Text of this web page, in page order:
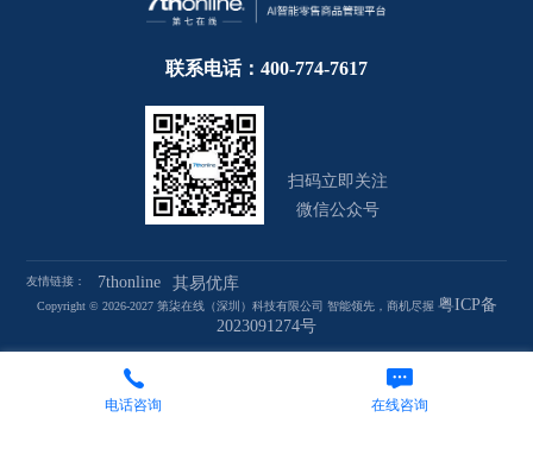
联系电话：400-774-7617
扫码立即关注
微信公众号
友情链接： 7thonline 其易优库
Copyright © 2026-2027 第柒在线（深圳）科技有限公司 智能领先，商机尽握 粤ICP备
2023091274号
电话咨询 在线咨询